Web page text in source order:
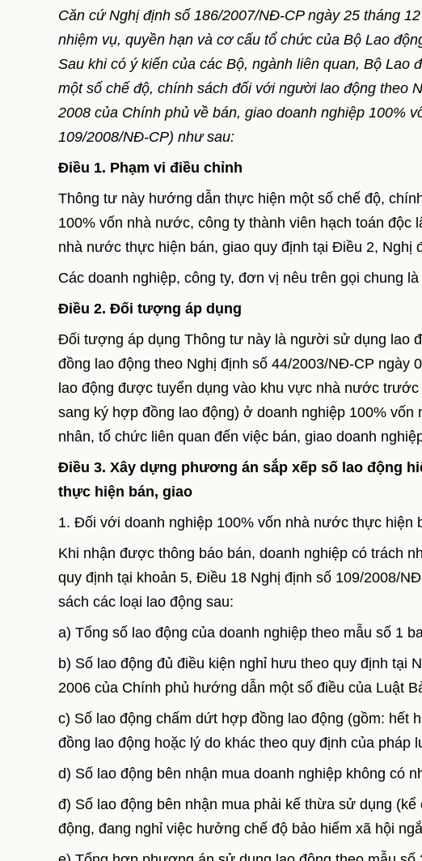
Căn cứ Nghị định số 186/2007/NĐ-CP ngày 25 tháng
nhiệm vụ, quyền hạn và cơ cấu tổ chức của Bộ Lao
Sau khi có ý kiến của các Bộ, ngành liên quan, Bộ
một số chế độ, chính sách đối với người lao động theo
2008 của Chính phủ về bán, giao doanh nghiệp 100%
109/2008/NĐ-CP) như sau:
Điều 1. Phạm vi điều chỉnh
Thông tư này hướng dẫn thực hiện một số chế độ,
100% vốn nhà nước, công ty thành viên hạch toán độc
nhà nước thực hiện bán, giao quy định tại Điều 2, Nghị
Các doanh nghiệp, công ty, đơn vị nêu trên gọi chung
Điều 2. Đối tượng áp dụng
Đối tượng áp dụng Thông tư này là người sử dụng lao
đồng lao động theo Nghị định số 44/2003/NĐ-CP ngày
lao động được tuyển dụng vào khu vực nhà nước
sang ký hợp đồng lao động) ở doanh nghiệp 100%
nhân, tổ chức liên quan đến việc bán, giao doanh
Điều 3. Xây dựng phương án sắp xếp số lao động
thực hiện bán, giao
1. Đối với doanh nghiệp 100% vốn nhà nước thực hiện
Khi nhận được thông báo bán, doanh nghiệp có trách
quy định tại khoản 5, Điều 18 Nghị định số 109/2008/
sách các loại lao động sau:
a) Tổng số lao động của doanh nghiệp theo mẫu số 1
b) Số lao động đủ điều kiện nghỉ hưu theo quy định tại
2006 của Chính phủ hướng dẫn một số điều của Luật
c) Số lao động chấm dứt hợp đồng lao động (gồm: hết
đồng lao động hoặc lý do khác theo quy định của pháp
d) Số lao động bên nhận mua doanh nghiệp không có
đ) Số lao động bên nhận mua phải kế thừa sử dụng
động, đang nghỉ việc hưởng chế độ bảo hiểm xã hội